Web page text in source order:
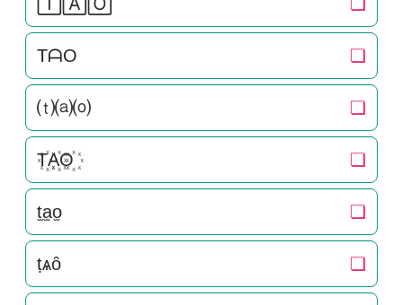
TᗩO ❏
⒯⒜⒪ ❏
T꙰A꙰O꙰ ❏
t̫a̫o̫ ❏
ṭѧȏ ❏